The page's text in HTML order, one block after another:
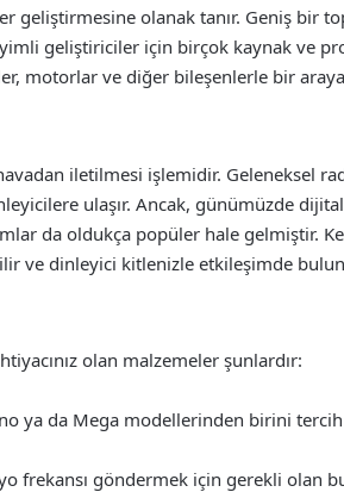
geliştirmesine olanak tanır. Geniş bir
geliştiriciler için birçok kaynak ve
motorlar ve diğer bileşenlerle bir
iletilmesi işlemidir. Geleneksel
ulaşır. Ancak, günümüzde
da oldukça popüler hale gelmiştir.
ve dinleyici kitlenizle etkileşimde
olan malzemeler şunlardır:
ya da Mega modellerinden birini
frekansı göndermek için gerekli olan